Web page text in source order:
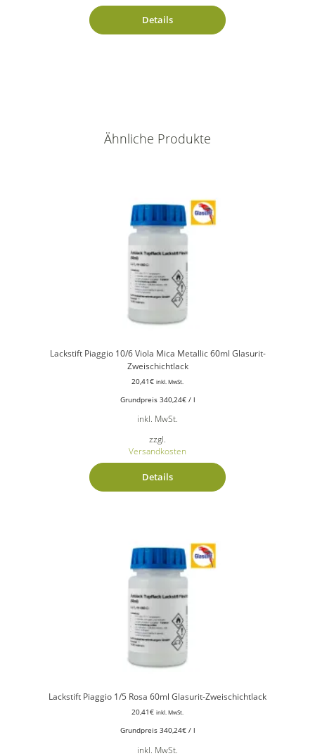
Details
Ähnliche Produkte
Lackstift Piaggio 10/6 Viola Mica Metallic 60ml Glasurit-
Zweischichtlack
20,41€ inkl. MwSt.
Grundpreis 340,24€/ l
inkl. MwSt.
zzgl.
Versandkosten
Details
Lackstift Piaggio 1/5 Rosa 60ml Glasurit-Zweischichtlack
20,41€ inkl. MwSt.
Grundpreis 340,24€/ l
inkl. MwSt.